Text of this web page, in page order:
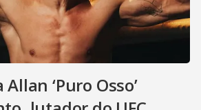
‘Puro Osso’